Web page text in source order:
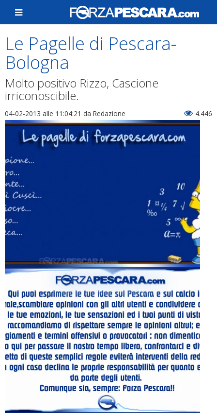
Le Pagelle di Pescara-
Bologna
Molto positivo Rizzo, Cascione
irriconoscibile.
04-02-2013 alle 11:04:21 da Redazione 4.446